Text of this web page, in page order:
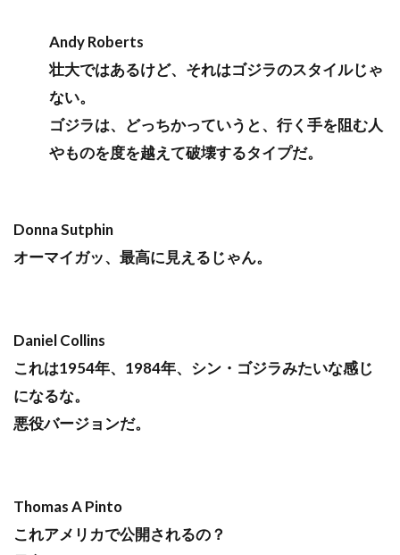
Andy Roberts
壮大ではあるけど、それはゴジラのスタイルじゃ
ない。
ゴジラは、どっちかっていうと、行く手を阻む人
やものを度を越えて破壊するタイプだ。
Donna Sutphin
オーマイガッ、最高に見えるじゃん。
Daniel Collins
これは1954年、1984年、シン・ゴジラみたいな感じ
になるな。
悪役バージョンだ。
Thomas A Pinto
これアメリカで公開されるの？